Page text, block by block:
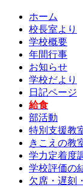
ホーム
校長室より
学校概要
年間行事
お知らせ
学校だより
日記ページ
給食
部活動
特別支援教
きこえの教
学力定着度
学校評価の
欠席・遅刻